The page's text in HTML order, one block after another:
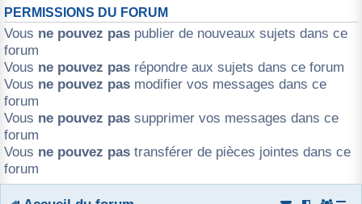
PERMISSIONS DU FORUM
Vous ne pouvez pas publier de nouveaux sujets dans ce
forum
Vous ne pouvez pas répondre aux sujets dans ce forum
Vous ne pouvez pas modifier vos messages dans ce
forum
Vous ne pouvez pas supprimer vos messages dans ce
forum
Vous ne pouvez pas transférer de pièces jointes dans ce
forum